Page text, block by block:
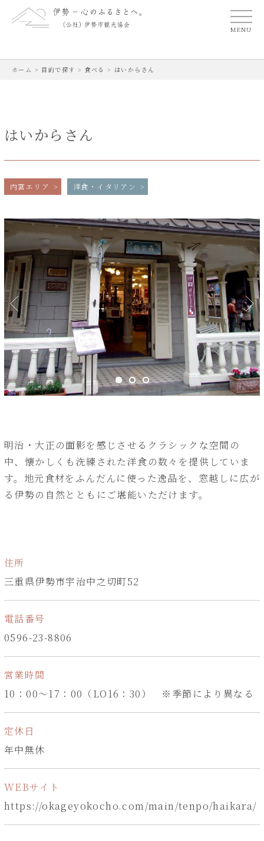
MENU
ホーム > 目的で探す > 食べる > はいからさん
はいからさん
内宮エリア 洋食・イタリアン
明治・大正の面影を感じさせるクラシックな空間の
中、懐かしくも洗練された洋食の数々を提供していま
す。地元食材をふんだんに使った逸品を、窓越しに広が
る伊勢の自然とともにご堪能いただけます。
住所
三重県伊勢市宇治中之切町52
電話番号
0596-23-8806
営業時間
10：00～17：00（LO16：30） ※季節により異なる
定休日
年中無休
WEBサイト
https://okageyokocho.com/main/tenpo/haikara/